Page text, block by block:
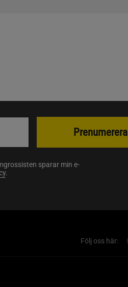
sparar min e-
.
Prenumerera
Följ oss här: